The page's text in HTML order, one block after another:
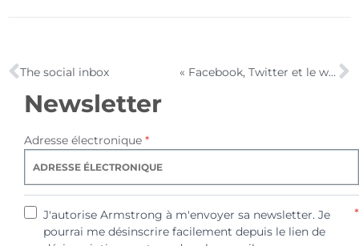
The social inbox « Facebook, Twitter et le web social : les Nouvelles Opportunités de Business » [Darketing épisode 14]
Newsletter
Adresse électronique *
J'autorise Armstrong à m'envoyer sa newsletter. Je
pourrai me désinscrire facilement depuis le lien de
*